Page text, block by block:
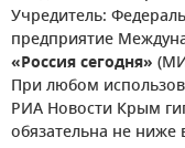
Учредитель:
предприятие
«Россия сегодня»
При любом
РИА Новости Крым
обязательна не ниже